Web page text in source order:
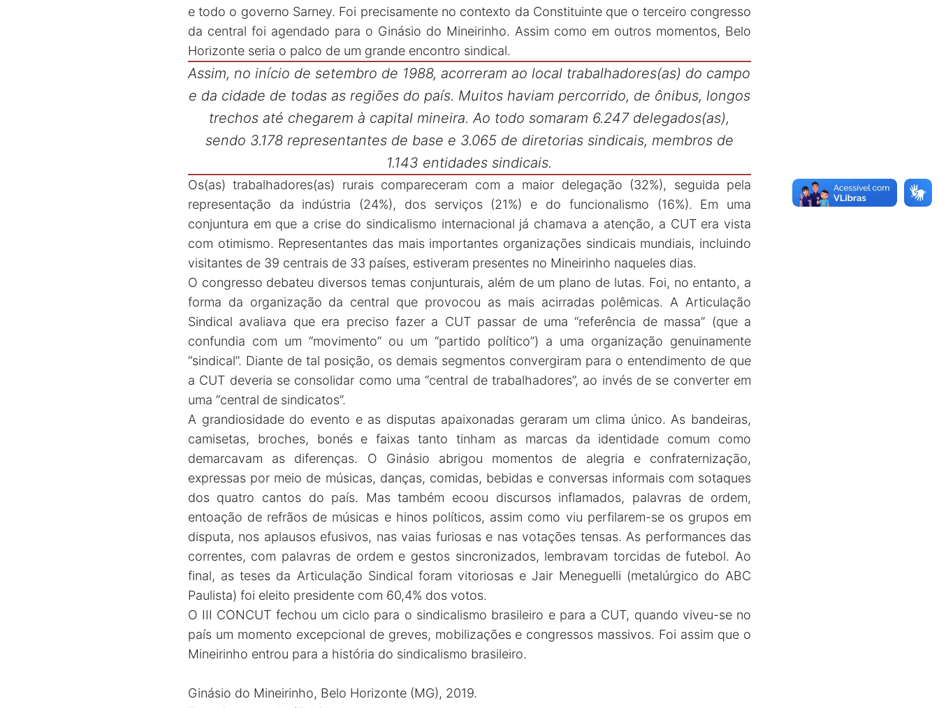
e todo o governo Sarney. Foi precisamente no contexto da Constituinte que o terceiro congresso
da central foi agendado para o Ginásio do Mineirinho. Assim como em outros momentos, Belo
Horizonte seria o palco de um grande encontro sindical.
Assim, no início de setembro de 1988, acorreram ao local trabalhadores(as) do campo
e da cidade de todas as regiões do país. Muitos haviam percorrido, de ônibus, longos
trechos até chegarem à capital mineira. Ao todo somaram 6.247 delegados(as),
sendo 3.178 representantes de base e 3.065 de diretorias sindicais, membros de
1.143 entidades sindicais.
Os(as) trabalhadores(as) rurais compareceram com a maior delegação (32%), seguida pela
representação da indústria (24%), dos serviços (21%) e do funcionalismo (16%). Em uma
conjuntura em que a crise do sindicalismo internacional já chamava a atenção, a CUT era vista
com otimismo. Representantes das mais importantes organizações sindicais mundiais, incluindo
visitantes de 39 centrais de 33 países, estiveram presentes no Mineirinho naqueles dias.
O congresso debateu diversos temas conjunturais, além de um plano de lutas. Foi, no entanto, a
forma da organização da central que provocou as mais acirradas polêmicas. A Articulação
Sindical avaliava que era preciso fazer a CUT passar de uma “referência de massa” (que a
confundia com um “movimento” ou um “partido político”) a uma organização genuinamente
“sindical”. Diante de tal posição, os demais segmentos convergiram para o entendimento de que
a CUT deveria se consolidar como uma “central de trabalhadores”, ao invés de se converter em
uma “central de sindicatos”.
A grandiosidade do evento e as disputas apaixonadas geraram um clima único. As bandeiras,
camisetas, broches, bonés e faixas tanto tinham as marcas da identidade comum como
demarcavam as diferenças. O Ginásio abrigou momentos de alegria e confraternização,
expressas por meio de músicas, danças, comidas, bebidas e conversas informais com sotaques
dos quatro cantos do país. Mas também ecoou discursos inflamados, palavras de ordem,
entoação de refrãos de músicas e hinos políticos, assim como viu perfilarem-se os grupos em
disputa, nos aplausos efusivos, nas vaias furiosas e nas votações tensas. As performances das
correntes, com palavras de ordem e gestos sincronizados, lembravam torcidas de futebol. Ao
final, as teses da Articulação Sindical foram vitoriosas e Jair Meneguelli (metalúrgico do ABC
Paulista) foi eleito presidente com 60,4% dos votos.
O III CONCUT fechou um ciclo para o sindicalismo brasileiro e para a CUT, quando viveu-se no
país um momento excepcional de greves, mobilizações e congressos massivos. Foi assim que o
Mineirinho entrou para a história do sindicalismo brasileiro.
Ginásio do Mineirinho, Belo Horizonte (MG), 2019.